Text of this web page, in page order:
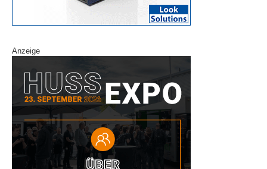
Anzeige